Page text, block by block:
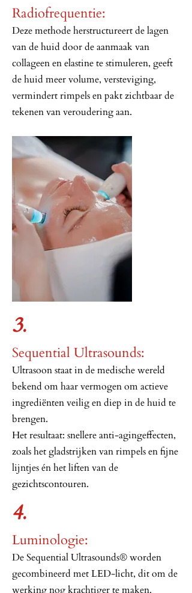
Radiofrequentie:
Deze methode herstructureert de lagen
van de huid door de aanmaak van
collageen en elastine te stimuleren, geeft
de huid meer volume, versteviging,
vermindert rimpels en pakt zichtbaar de
tekenen van veroudering aan.
3.
Sequential Ultrasounds:
Ultrasoon staat in de medische wereld
bekend om haar vermogen om actieve
ingrediënten veilig en diep in de huid te
brengen.
Het resultaat: snellere anti-agingeffecten,
zoals het gladstrijken van rimpels en fijne
lijntjes én het liften van de
gezichtscontouren.
4.
Luminologie:
De Sequential Ultrasounds® worden
gecombineerd met LED-licht, dit om de
werking nog krachtiger te maken.